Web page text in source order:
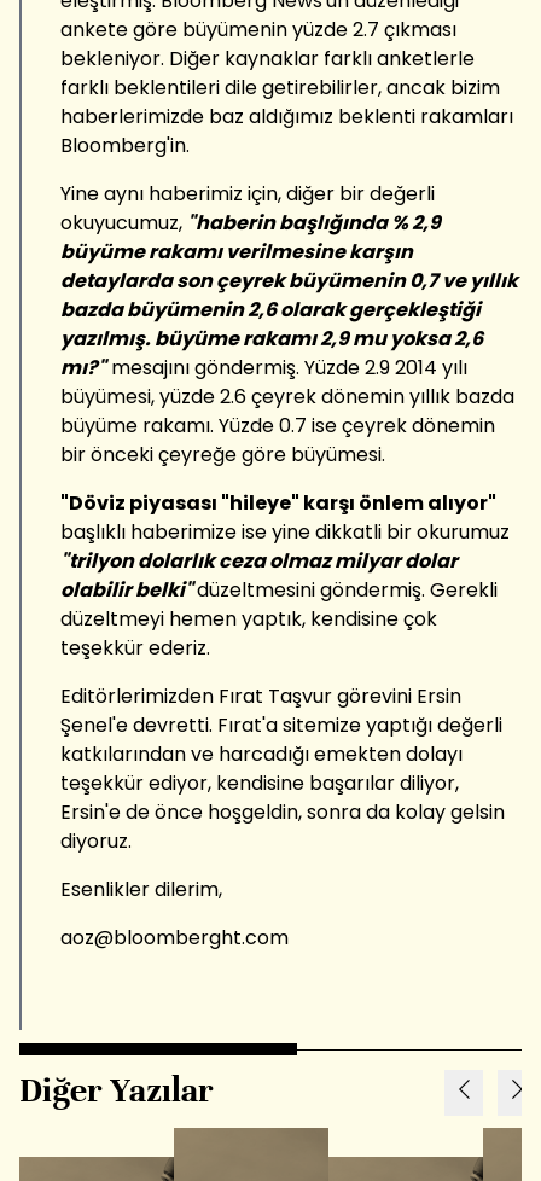
ankete göre büyümenin yüzde 2.7 çıkması
bekleniyor. Diğer kaynaklar farklı anketlerle
farklı beklentileri dile getirebilirler, ancak bizim
haberlerimizde baz aldığımız beklenti rakamları
Bloomberg'in.
Yine aynı haberimiz için, diğer bir değerli
okuyucumuz, "haberin başlığında % 2,9
büyüme rakamı verilmesine karşın
detaylarda son çeyrek büyümenin 0,7 ve yıllık
bazda büyümenin 2,6 olarak gerçekleştiği
yazılmış. büyüme rakamı 2,9 mu yoksa 2,6
mı?"mesajını göndermiş. Yüzde 2.9 2014 yılı
büyümesi, yüzde 2.6 çeyrek dönemin yıllık bazda
büyüme rakamı. Yüzde 0.7 ise çeyrek dönemin
bir önceki çeyreğe göre büyümesi.
"Döviz piyasası "hileye" karşı önlem alıyor"
başlıklı haberimize ise yine dikkatli bir okurumuz
"trilyon dolarlık ceza olmaz milyar dolar
olabilir belki"düzeltmesini göndermiş. Gerekli
düzeltmeyi hemen yaptık, kendisine çok
teşekkür ederiz.
Editörlerimizden Fırat Taşvur görevini Ersin
Şenel'e devretti. Fırat'a sitemize yaptığı değerli
katkılarından ve harcadığı emekten dolayı
teşekkür ediyor, kendisine başarılar diliyor,
Ersin'e de önce hoşgeldin, sonra da kolay gelsin
diyoruz.
Esenlikler dilerim,
aoz@bloomberght.com
Diğer Yazılar